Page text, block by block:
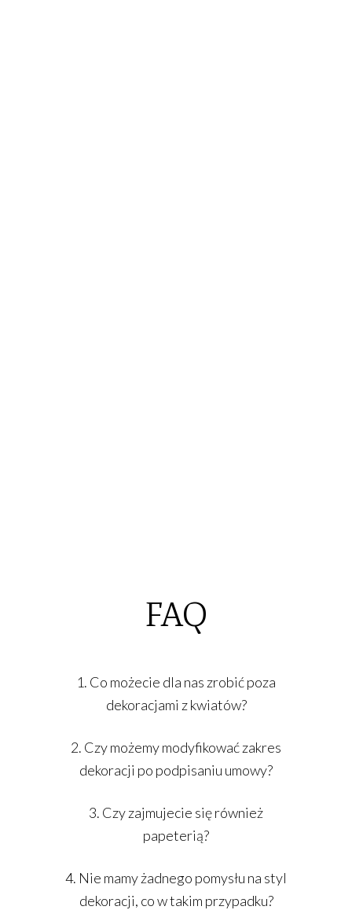
FAQ
4. Nie mamy żadnego pomysłu na styl
dekoracji, co w takim przypadku?
3. Czy zajmujecie się również
papeterią?
2. Czy możemy modyfikować zakres
dekoracji po podpisaniu umowy?
1. Co możecie dla nas zrobić poza
dekoracjami z kwiatów?